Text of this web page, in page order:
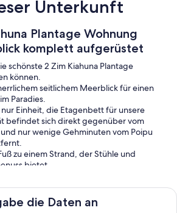
Unterkunft
Plantage Wohnung
komplett aufgerüstet
schönste 2 Zim Kiahuna Plantage
können.
seitlichem Meerblick für einen
Paradies.
Einheit, die Etagenbett für unsere
befindet sich direkt gegenüber vom
nur wenige Gehminuten vom Poipu
zu einem Strand, der Stühle und
bietet.
die Daten an